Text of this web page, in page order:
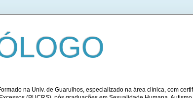
na Univ. de Guarulhos, especializado na área clínica, com